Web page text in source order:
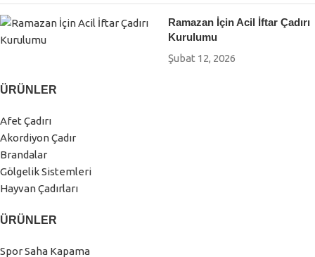
Ramazan İçin Acil İftar Çadırı
Kurulumu
Şubat 12, 2026
ÜRÜNLER
Afet Çadırı
Akordiyon Çadır
Brandalar
Gölgelik Sistemleri
Hayvan Çadırları
ÜRÜNLER
Spor Saha Kapama